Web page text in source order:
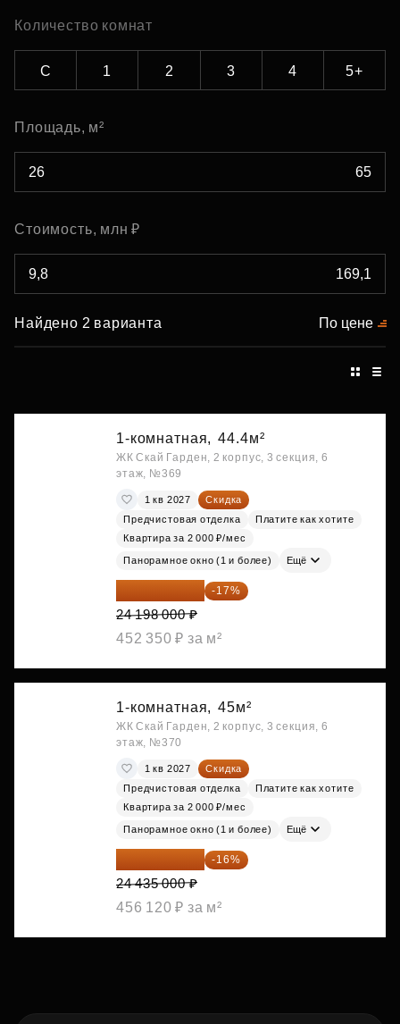
Количество комнат
С 1 2 3 4 5+
Площадь, м²
Стоимость, млн ₽
Найдено 2 варианта По цене
1-комнатная, 44.4м²
ЖК Скай Гарден, 2 корпус, 3 секция, 6
этаж, №369
1 кв 2027
Скидка
Предчистовая отделка
Платите как хотите
Квартира за 2 000 ₽/мес
Панорамное окно (1 и более) Ещё
20 084 340 ₽ -17%
24 198 000 ₽
452 350 ₽ за м²
1-комнатная, 45м²
ЖК Скай Гарден, 2 корпус, 3 секция, 6
этаж, №370
1 кв 2027
Скидка
Предчистовая отделка
Платите как хотите
Квартира за 2 000 ₽/мес
Панорамное окно (1 и более) Ещё
20 525 400 ₽ -16%
24 435 000 ₽
456 120 ₽ за м²